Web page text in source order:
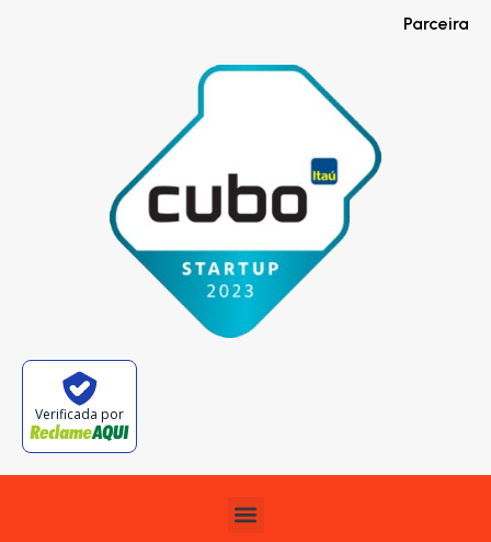
Parceira
Verificada por